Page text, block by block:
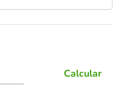
Calcular